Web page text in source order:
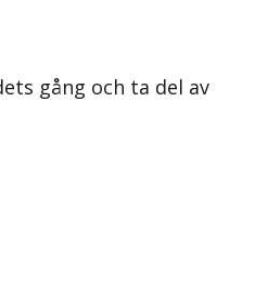
gång och ta del av